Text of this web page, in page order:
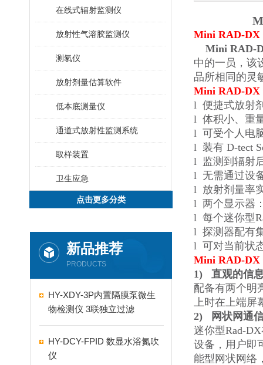
在线式辐射监测仪
放射性气溶胶监测仪
测氡仪
放射剂量估算软件
低本底测量仪
通道式放射性监测系统
取样装置
卫生应急
点击更多分类
新品推荐
PRODUCTS
HY-XDY-3P内置隔膜泵微生
物检测仪 3联独立过滤
HY-DCY-FPID 数显水浴氮吹
仪
Mini
Mini RAD-DX
Mini RAD-
中的一员，该
品所相同的灵
Mini RAD-DX
l 便捷式放射
l 体积小、重
l 可受个人电
l 装有 D-tect
l 监测到辐射
l 无需通过设
l 放射剂量率
l 两个显示器
l 每个迷你型
l 探测器配有
l 可对当前状
Mini RAD-DX
1)
直观的信
配备有两个明
上时在上端屏
2)
网状网通
迷你型Rad-
设备，用户即
能型网状网络